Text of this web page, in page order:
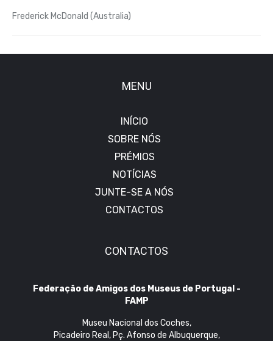
Frederick McDonald (Australia)
MENU
INÍCIO
SOBRE NÓS
PRÉMIOS
NOTÍCIAS
JUNTE-SE A NÓS
CONTACTOS
CONTACTOS
Federação de Amigos dos Museus de Portugal -
FAMP
Museu Nacional dos Coches,
Picadeiro Real, Pç. Afonso de Albuquerque,